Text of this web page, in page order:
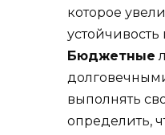
которое
Бюджетные
выполнять
определить,